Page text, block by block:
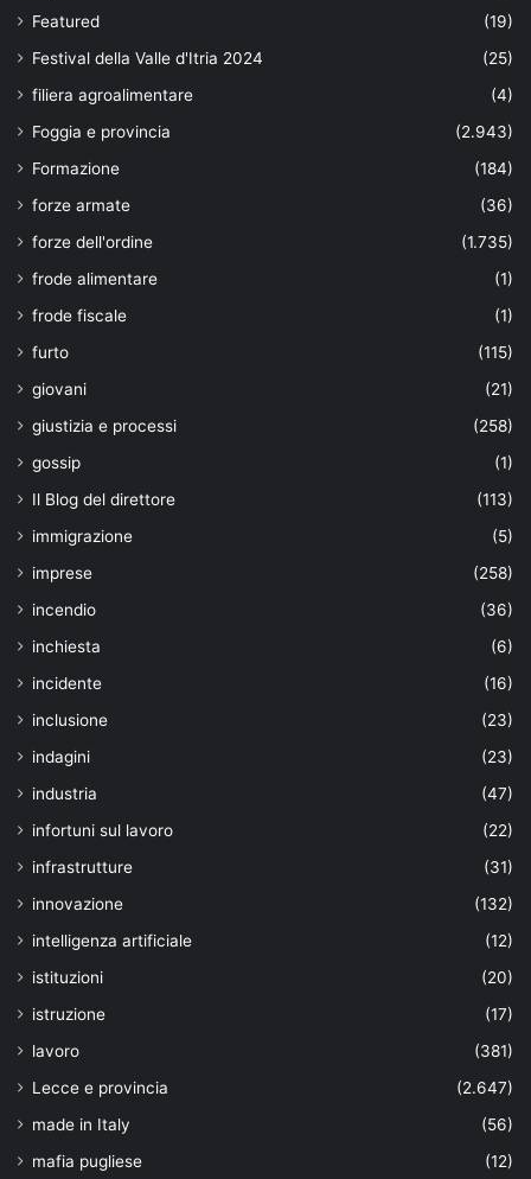
Featured
(19)
Festival della Valle d'Itria 2024
(25)
filiera agroalimentare
(4)
Foggia e provincia
(2.943)
Formazione
(184)
forze armate
(36)
forze dell'ordine
(1.735)
frode alimentare
(1)
frode fiscale
(1)
furto
(115)
giovani
(21)
giustizia e processi
(258)
gossip
(1)
Il Blog del direttore
(113)
immigrazione
(5)
imprese
(258)
incendio
(36)
inchiesta
(6)
incidente
(16)
inclusione
(23)
indagini
(23)
industria
(47)
infortuni sul lavoro
(22)
infrastrutture
(31)
innovazione
(132)
intelligenza artificiale
(12)
istituzioni
(20)
istruzione
(17)
lavoro
(381)
Lecce e provincia
(2.647)
made in Italy
(56)
mafia pugliese
(12)